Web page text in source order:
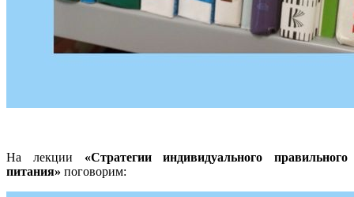
На лекции «Стратегии индивидуального правильного
питания» поговорим: